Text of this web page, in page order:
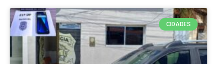
CIDADES